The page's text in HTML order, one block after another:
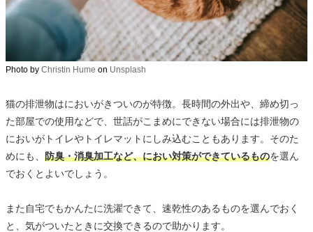
Photo by Christin Hume on Unsplash
猫の排泄物はにおいがきついのが特徴。長時間の外出や、締め切っ
た部屋での使用などで、世話がこまめにできない場合には排泄物の
においがトイレやトイレマットにしみ込むこともあります。そのた
めにも、 防臭・消臭加工など、におい対策ができているものを選ん
でおくとよいでしょう。
また自宅でもかんたに洗濯できて、速乾性のあるものを選んでおく
と、気がついたときに交換できるので助かります。